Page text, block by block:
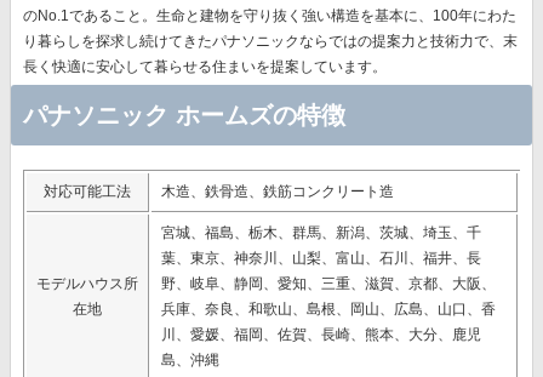
のNo.1であること。生命と建物を守り抜く強い構造を基本に、 100年にわた
り暮らしを探求し続けてきたパナソニックならではの提案力と技術力で、末
長く快適に安心して暮らせる住まいを提案しています。
パナソニック ホームズの特徴
対応可能工法 木造、鉄骨造、鉄筋コンクリート造
モデルハウス所
在地
宮城、福島、栃木、群馬、新潟、茨城、埼玉、千
葉、東京、神奈川、山梨、富山、石川、福井、長
野、岐阜、静岡、愛知、三重、滋賀、京都、大阪、
兵庫、奈良、和歌山、島根、岡山、広島、山口、香
川、愛媛、福岡、佐賀、長崎、熊本、大分、鹿児
島、沖縄